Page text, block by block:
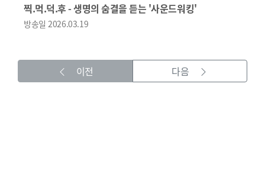
찍.먹.덕.후 - 생명의 숨결을 듣는 '사운드워킹'
방송일2026.03.19
이전 다음